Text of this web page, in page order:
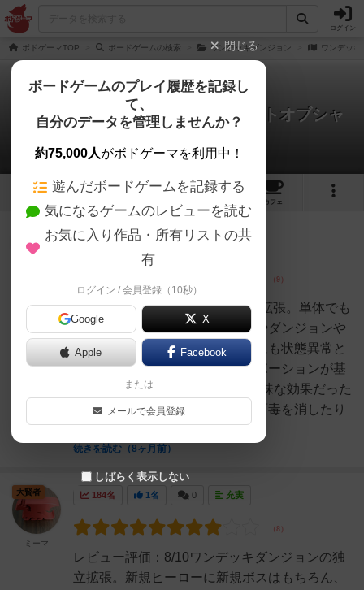
ログイン
ボドゲーマTOP ボードゲームの検索 ワンデッキダンジョン ワンデッ
ワンデッキダンジョン：フォレストオブシャ
ドウ
3件のレビュー
1 3
カフェ
247名
5/5点ワンデッキダンジョン独立拡張。単体でも
基本と混ぜても遊べる。キャラやダンジョンや
ボスが新たに追加されており他にも状態異常と
して毒が追加されている。またポーションが基
本だとHP回復のみというやや地味な効果だった
がコチラは回復量が減少した反面毒を消したり
追加効果を発動出...
続きを読む（8ヶ月前）
184名 1名 0 充実
レビュー評価：8/10ワンデッキダンジョンの独
立拡張。新規ヒーローに新規ボスはもちろん、
大賢者
ミーマ
閉じる
ボードゲームのプレイ履歴を記録し
て、
自分のデータを管理しませんか？
約75,000人がボドゲーマを利用中！
遊んだボードゲームを記録する
気になるゲームのレビューを読む
お気に入り作品・所有リストの共
有
ログイン / 会員登録（10秒）
Google X
Apple Facebook
または
メールで会員登録
しばらく表示しない